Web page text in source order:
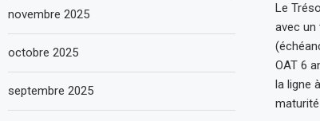
Le
avec un
OAT 6
la ligne
novembre 2025
octobre 2025
septembre 2025